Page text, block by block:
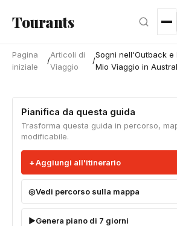
Tourants
Pagina
iniziale
/
Articoli di
Viaggio
/
Sogni nell'Outback e
Mio Viaggio in
Pianifica da questa guida
Trasforma questa guida in percorso,
modificabile.
Aggiungi all'itinerario
Vedi percorso sulla mappa
Genera piano di 7 giorni